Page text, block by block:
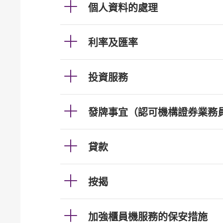
個人資料的處理
利率及匯率
投資服務
發牌事宜（認可機構證券業務
貸款
按揭
加強櫃員機服務的保安措施